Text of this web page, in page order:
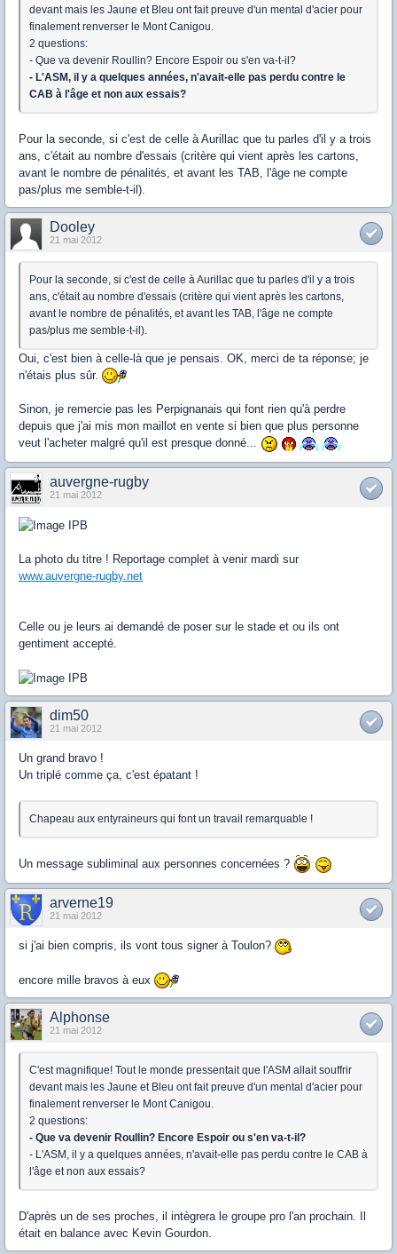
devant mais les Jaune et Bleu ont fait preuve d'un mental d'acier pour
finalement renverser le Mont Canigou.
2 questions:
- Que va devenir Roullin? Encore Espoir ou s'en va-t-il?
- L'ASM, il y a quelques années, n'avait-elle pas perdu contre le
CAB à l'âge et non aux essais?
Pour la seconde, si c'est de celle à Aurillac que tu parles d'il y a trois
ans, c'était au nombre d'essais (critère qui vient après les cartons,
avant le nombre de pénalités, et avant les TAB, l'âge ne compte
pas/plus me semble-t-il).
Dooley
21 mai 2012
Pour la seconde, si c'est de celle à Aurillac que tu parles d'il y a trois
ans, c'était au nombre d'essais (critère qui vient après les cartons,
avant le nombre de pénalités, et avant les TAB, l'âge ne compte
pas/plus me semble-t-il).
Oui, c'est bien à celle-là que je pensais. OK, merci de ta réponse; je
n'étais plus sûr.
Sinon, je remercie pas les Perpignanais qui font rien qu'à perdre
depuis que j'ai mis mon maillot en vente si bien que plus personne
veut l'acheter malgré qu'il est presque donné...
auvergne-rugby
21 mai 2012
La photo du titre ! Reportage complet à venir mardi sur
www.auvergne-rugby.net
Celle ou je leurs ai demandé de poser sur le stade et ou ils ont
gentiment accepté.
dim50
21 mai 2012
Un grand bravo !
Un triplé comme ça, c'est épatant !
Chapeau aux entyraineurs qui font un travail remarquable !
Un message subliminal aux personnes concernées ?
arverne19
21 mai 2012
si j'ai bien compris, ils vont tous signer à Toulon?
encore mille bravos à eux
Alphonse
21 mai 2012
C'est magnifique! Tout le monde pressentait que l'ASM allait souffrir
devant mais les Jaune et Bleu ont fait preuve d'un mental d'acier pour
finalement renverser le Mont Canigou.
2 questions:
- Que va devenir Roullin? Encore Espoir ou s'en va-t-il?
- L'ASM, il y a quelques années, n'avait-elle pas perdu contre le CAB à
l'âge et non aux essais?
D'après un de ses proches, il intègrera le groupe pro l'an prochain. Il
était en balance avec Kevin Gourdon.